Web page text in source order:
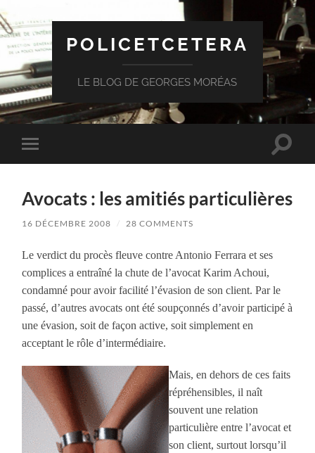
POLICETCETERA
LE BLOG DE GEORGES MORÉAS
Toggle
mobile
Toggle
Avocats : les amitiés particulières
16 DÉCEMBRE 2008 / 28 COMMENTS
Le verdict du procès fleuve contre Antonio Ferrara et ses
complices a entraîné la chute de l’avocat Karim Achoui,
condamné pour avoir facilité l’évasion de son client. Par le
passé, d’autres avocats ont été soupçonnés d’avoir participé à
une évasion, soit de façon active, soit simplement en
acceptant le rôle d’intermédiaire.
Mais, en dehors de ces faits
répréhensibles, il naît
souvent une relation
particulière entre l’avocat et
son client, surtout lorsqu’il